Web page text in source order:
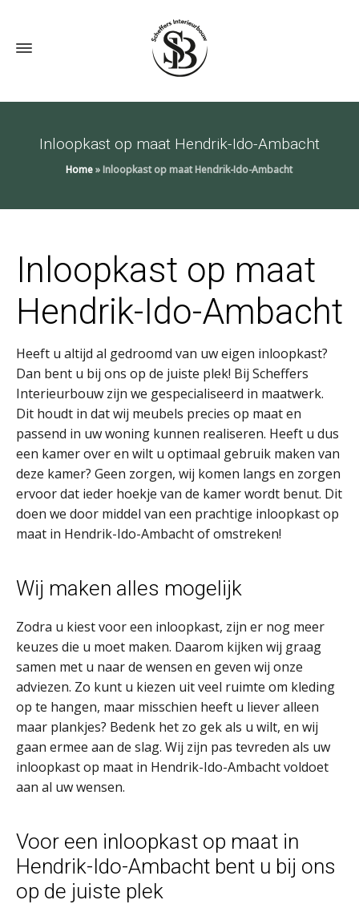
Inloopkast op maat Hendrik-Ido-Ambacht
Home»Inloopkast op maat Hendrik-Ido-Ambacht
Inloopkast op maat
Hendrik-Ido-Ambacht
Heeft u altijd al gedroomd van uw eigen inloopkast?
Dan bent u bij ons op de juiste plek! Bij Scheffers
Interieurbouw zijn we gespecialiseerd in maatwerk.
Dit houdt in dat wij meubels precies op maat en
passend in uw woning kunnen realiseren. Heeft u dus
een kamer over en wilt u optimaal gebruik maken van
deze kamer? Geen zorgen, wij komen langs en zorgen
ervoor dat ieder hoekje van de kamer wordt benut. Dit
doen we door middel van een prachtige inloopkast op
maat in Hendrik-Ido-Ambacht of omstreken!
Wij maken alles mogelijk
Zodra u kiest voor een inloopkast, zijn er nog meer
keuzes die u moet maken. Daarom kijken wij graag
samen met u naar de wensen en geven wij onze
adviezen. Zo kunt u kiezen uit veel ruimte om kleding
op te hangen, maar misschien heeft u liever alleen
maar plankjes? Bedenk het zo gek als u wilt, en wij
gaan ermee aan de slag. Wij zijn pas tevreden als uw
inloopkast op maat in Hendrik-Ido-Ambacht voldoet
aan al uw wensen.
Voor een inloopkast op maat in
Hendrik-Ido-Ambacht bent u bij ons
op de juiste plek